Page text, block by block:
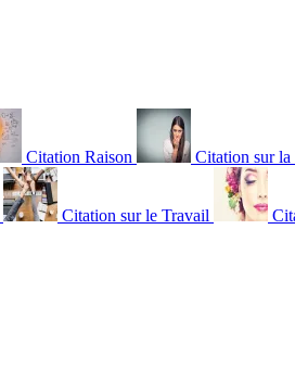
Citation Raison Citation sur la
Citation sur le Travail